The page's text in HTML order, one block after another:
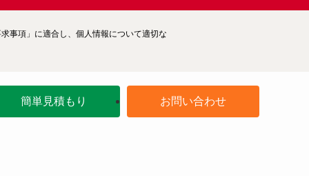
事項」に適合し、個人情報について適切な
簡単見積もり お問い合わせ